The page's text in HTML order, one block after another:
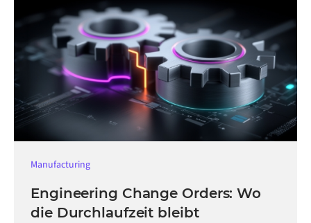
Manufacturing
Engineering Change Orders: Wo
die Durchlaufzeit bleibt